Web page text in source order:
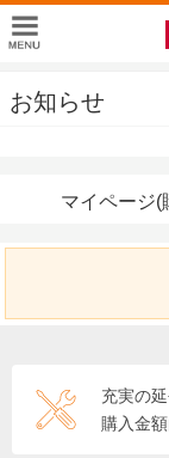
お知らせ
マイページ(
充実の
購入金